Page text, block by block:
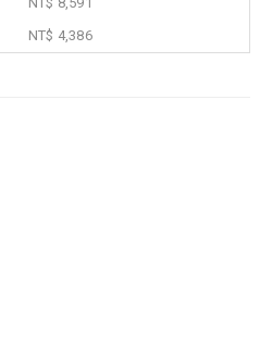
NT$ 4,386